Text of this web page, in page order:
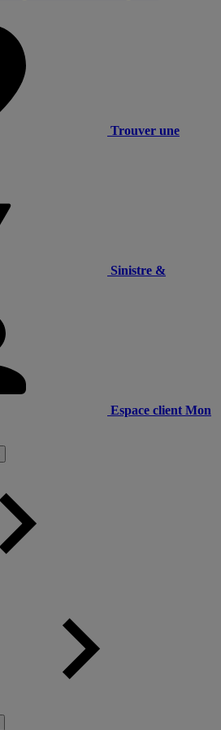
Trouver une
Sinistre &
Espace client Mon